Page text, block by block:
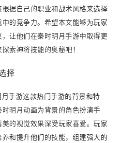
据自己的职业和战术风格来选择
的竞争力。希望本文能够为玩家
让他们在秦时明月手游中取得更
索神将技能的奥秘吧！
择
手游这款热门手游的背景和特
明月动画为背景的角色扮演手
的视觉效果深受玩家喜爱。玩家
和提升他们的技能，组建强大的